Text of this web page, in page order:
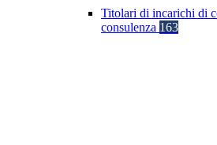
Titolari di incarichi di
consulenza 163